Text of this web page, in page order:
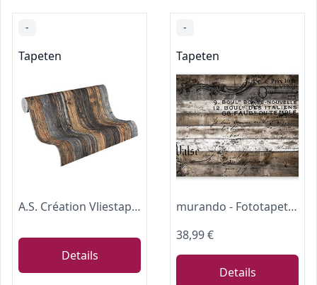
-
Tapeten
A.S. Création Vliestapete Best of Wood and Stone Tapete in Holz Optik fotorealistische Holztapete 10,05 m x 0,53 m beige braun grau Made in Germany 908612 9086-12
Details
-
Tapeten
murando - Fototapete Vlies Vintage Holz, 400x280 cm, Schlafzimmer, Full HD
38,99 €
Details